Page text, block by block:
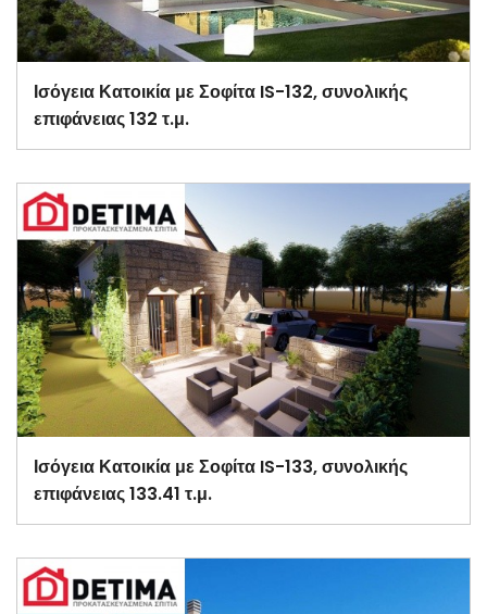
Ισόγεια Κατοικία με Σοφίτα IS-132, συνολικής
επιφάνειας 132 τ.μ.
Ισόγεια Κατοικία με Σοφίτα IS-133, συνολικής
επιφάνειας 133.41 τ.μ.